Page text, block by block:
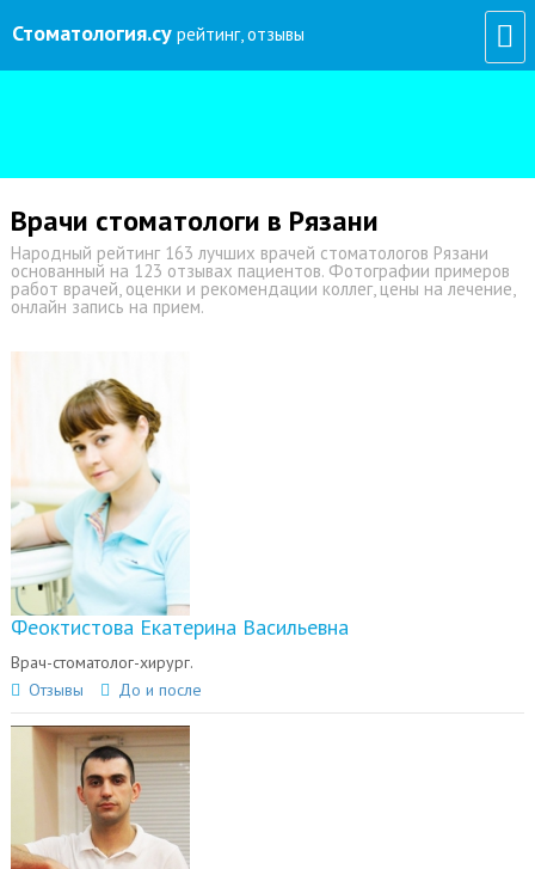
Стоматология.су рейтинг, отзывы
Врачи стоматологи в Рязани
Народный рейтинг 163 лучших врачей стоматологов Рязани
основанный на 123 отзывах пациентов. Фотографии примеров
работ врачей, оценки и рекомендации коллег, цены на лечение,
онлайн запись на прием.
Феоктистова Екатерина Васильевна
Врач-стоматолог-хирург.
Отзывы
До и после